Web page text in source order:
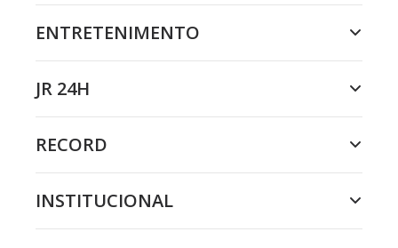
ENTRETENIMENTO
JR 24H
RECORD
INSTITUCIONAL